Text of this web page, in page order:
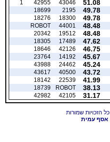
51.08
43046
42955
1
49.78
2195
18699
49.78
18300
18276
48.48
44001
ROBOT
48.48
19512
20342
47.62
17489
18305
46.75
42126
18646
45.67
14192
23764
45.24
24462
43988
43.72
40500
43617
41.99
22539
18142
38.13
ROBOT
18739
31.17
42105
42982
אסף עמית